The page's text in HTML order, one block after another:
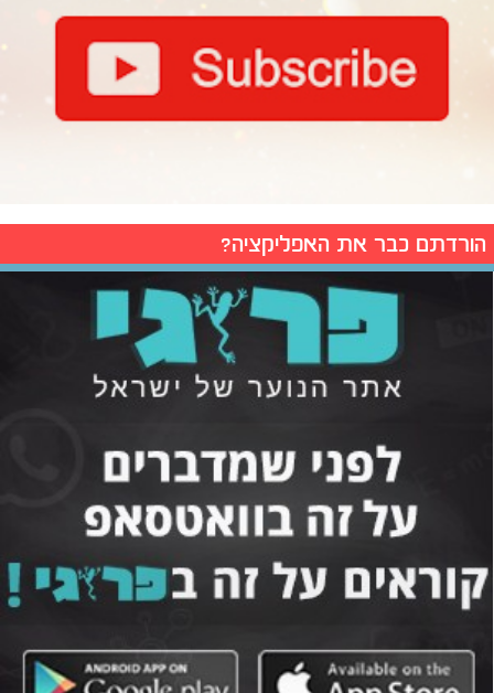
הורדתם כבר את האפליקציה?